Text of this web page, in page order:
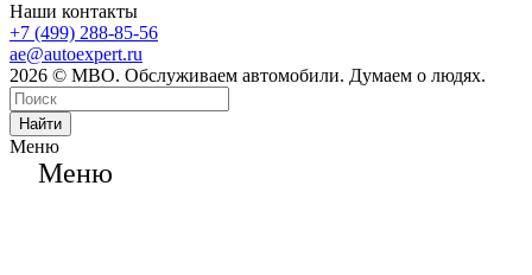
Наши контакты
+7 (499) 288-85-56
ae@autoexpert.ru
2026 © МВО. Обслуживаем автомобили. Думаем о людях.
Найти
Меню
Меню